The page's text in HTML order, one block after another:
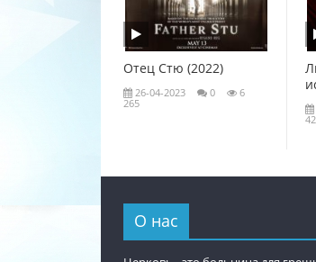
Отец Стю (2022)
26-04-2023 0
6
265
О нас